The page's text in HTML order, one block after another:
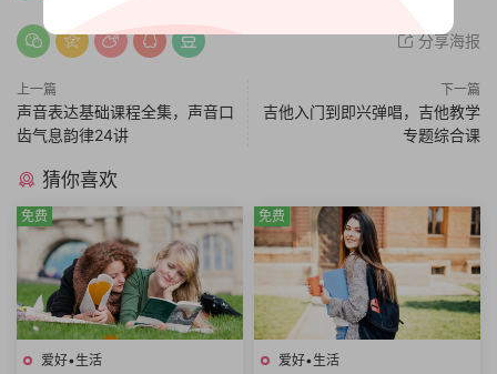
分享海报
上一篇
声音表达基础课程全集，声音口
齿气息韵律24讲
下一篇
吉他入门到即兴弹唱，吉他教学
专题综合课
猜你喜欢
爱好•生活
免费
爱好•生活
免费